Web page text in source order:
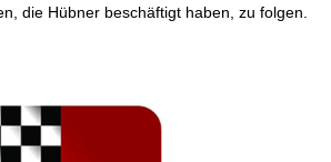
die Hübner beschäftigt haben, zu folgen.